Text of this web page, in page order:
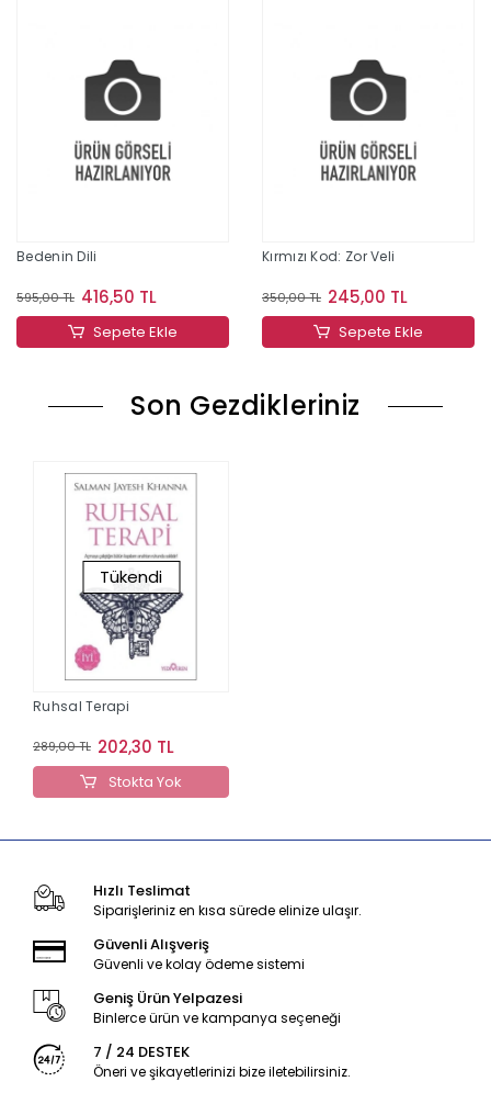
Bedenin Dili
595,00 TL 416,50 TL
Sepete Ekle
Kırmızı Kod: Zor Veli
350,00 TL 245,00 TL
Sepete Ekle
Son Gezdikleriniz
Tükendi
Ruhsal Terapi
289,00 TL 202,30 TL
Stokta Yok
Hızlı Teslimat
Siparişleriniz en kısa sürede elinize ulaşır.
Güvenli Alışveriş
Güvenli ve kolay ödeme sistemi
Geniş Ürün Yelpazesi
Binlerce ürün ve kampanya seçeneği
7 / 24 DESTEK
Öneri ve şikayetlerinizi bize iletebilirsiniz.